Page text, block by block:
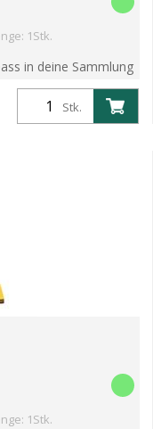
1Stk.
in deine Sammlung
preisgekrönten
mit f...
Stk.
1Stk.